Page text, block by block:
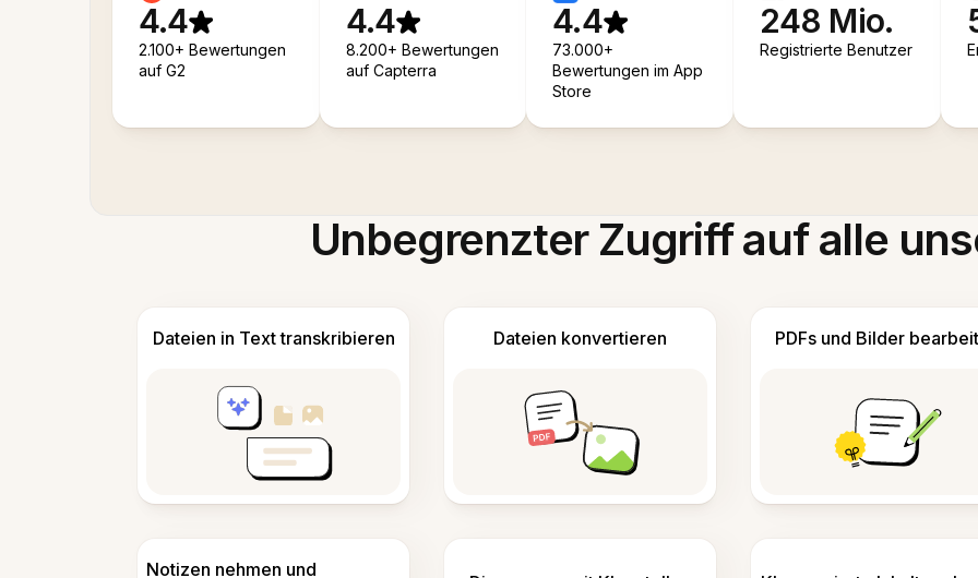
4.4
2.100+ Bewertungen
auf G2
4.4
8.200+ Bewertungen
auf Capterra
4.4
73.000+
Bewertungen im App
Store
248 Mio.
Registrierte Benutzer
Unbegrenzter Zugriff auf alle
Dateien in Text transkribieren Dateien konvertieren PDFs und Bilder
Notizen nehmen und